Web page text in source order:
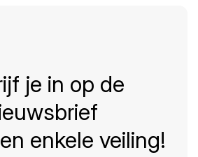
je in op de
enkele veiling!